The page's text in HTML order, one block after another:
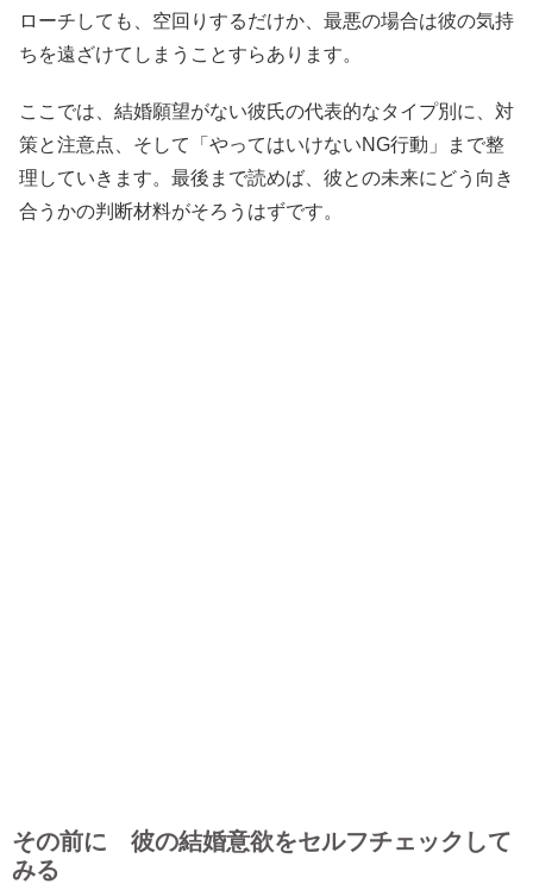
ローチしても、空回りするだけか、最悪の場合は彼の気持
ちを遠ざけてしまうことすらあります。
ここでは、結婚願望がない彼氏の代表的なタイプ別に、対
策と注意点、そして「やってはいけないNG行動」まで整
理していきます。最後まで読めば、彼との未来にどう向き
合うかの判断材料がそろうはずです。
その前に 彼の結婚意欲をセルフチェックして
みる